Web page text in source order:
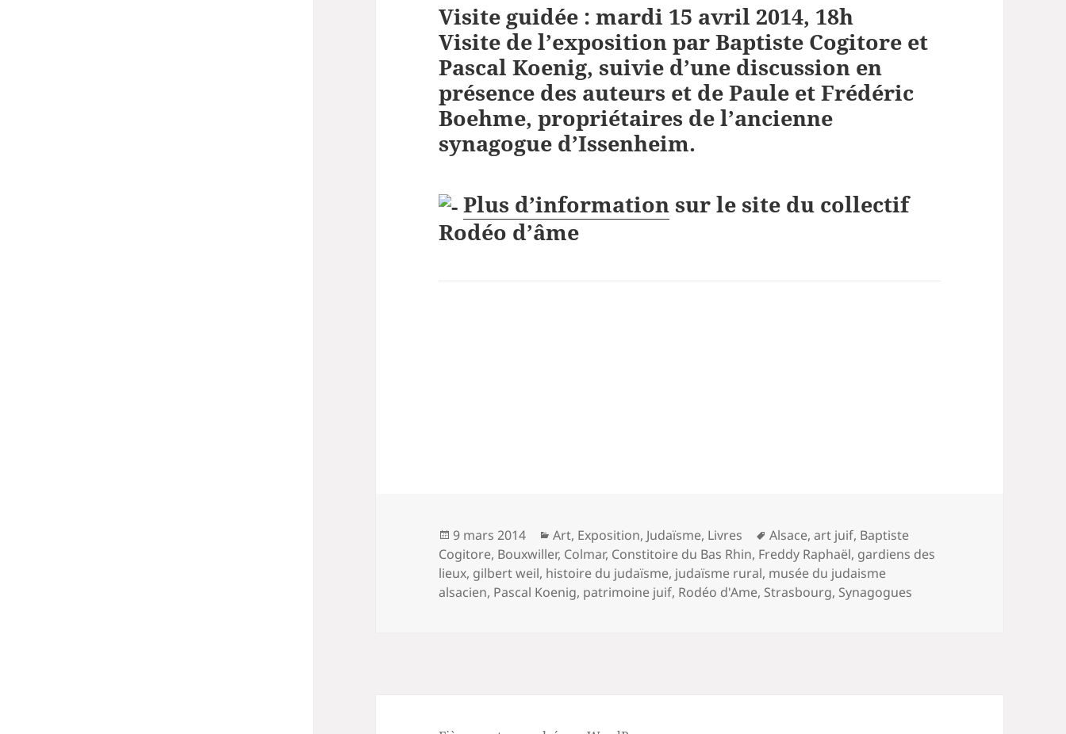
Visite guidée : mardi 15 avril 2014, 18h
Visite de l’exposition par Baptiste Cogitore et
Pascal Koenig, suivie d’une discussion en
présence des auteurs et de Paule et Frédéric
Boehme, propriétaires de l’ancienne
synagogue d’Issenheim.
Plus d’informationsur le site du collectif
Rodéo d’âme
Publié
le
9 mars 2014 Catégories
Art, Exposition, Judaïsme, Livres
Mots-
clés
Alsace,art juif, Baptiste
Cogitore, Bouxwiller, Colmar, Constitoire du Bas Rhin, Freddy Raphaël, gardiens des
lieux, gilbert weil, histoire du judaïsme, judaïsme rural, musée du judaisme
alsacien, Pascal Koenig, patrimoine juif, Rodéo d'Ame, Strasbourg, Synagogues